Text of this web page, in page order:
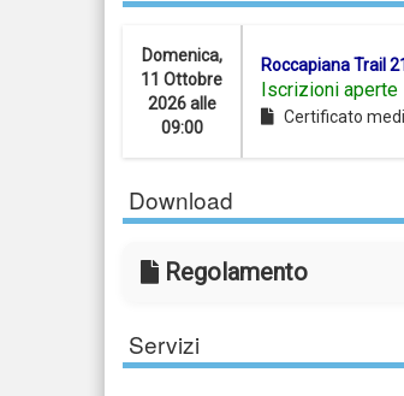
Domenica,
11 Ottobre
2026 alle
09:00
Roccapiana Trail
Iscrizioni aperte
Certificato
Download
Regolamento
Servizi